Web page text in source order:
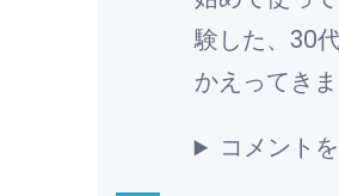
験した、30
かえってき
コメント